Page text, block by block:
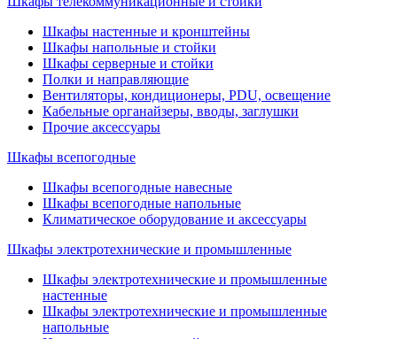
Шкафы настенные и кронштейны
Шкафы напольные и стойки
Шкафы серверные и стойки
Полки и направляющие
Вентиляторы, кондиционеры, PDU, освещение
Кабельные органайзеры, вводы, заглушки
Прочие аксеcсуары
Шкафы всепогодные
Шкафы всепогодные навесные
Шкафы всепогодные напольные
Климатическое оборудование и аксессуары
Шкафы электротехнические и промышленные
Шкафы электротехнические и промышленные
настенные
Шкафы электротехнические и промышленные
напольные